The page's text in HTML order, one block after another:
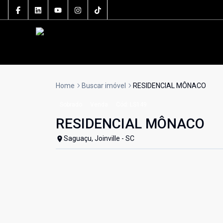
Home Buscar imóvel RESIDENCIAL MÔNACO
RESIDENCIAL MÔNACO
Saguaçu, Joinville - SC